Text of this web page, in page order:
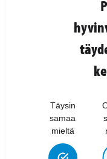
Täysin
samaa
mieltä